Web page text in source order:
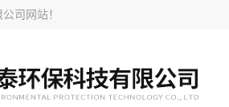
公司网站！